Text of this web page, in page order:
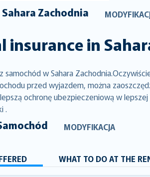
Sahara Zachodnia
insurance in
samochód w Sahara
przed wyjazdem, można
ochronę ubezpieczeniową w
.
MODYFIKACJA
WHAT TO DO AT THE